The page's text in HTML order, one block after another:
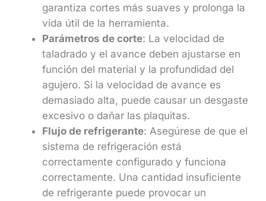
garantiza cortes más suaves y prolonga la
vida útil de la herramienta.
Parámetros de corte: La velocidad de
taladrado y el avance deben ajustarse en
función del material y la profundidad del
agujero. Si la velocidad de avance es
demasiado alta, puede causar un desgaste
excesivo o dañar las plaquitas.
Flujo de refrigerante: Asegúrese de que el
sistema de refrigeración está
correctamente configurado y funciona
correctamente. Una cantidad insuficiente
de refrigerante puede provocar un
Japanese
German
French
Korean